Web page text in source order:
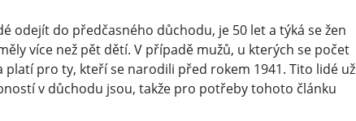
odejít do předčasného důchodu, je 50 let a týká se žen
více než pět dětí. V případě mužů, u kterých se počet
platí pro ty, kteří se narodili před rokem 1941. Tito lidé už
v důchodu jsou, takže pro potřeby tohoto článku